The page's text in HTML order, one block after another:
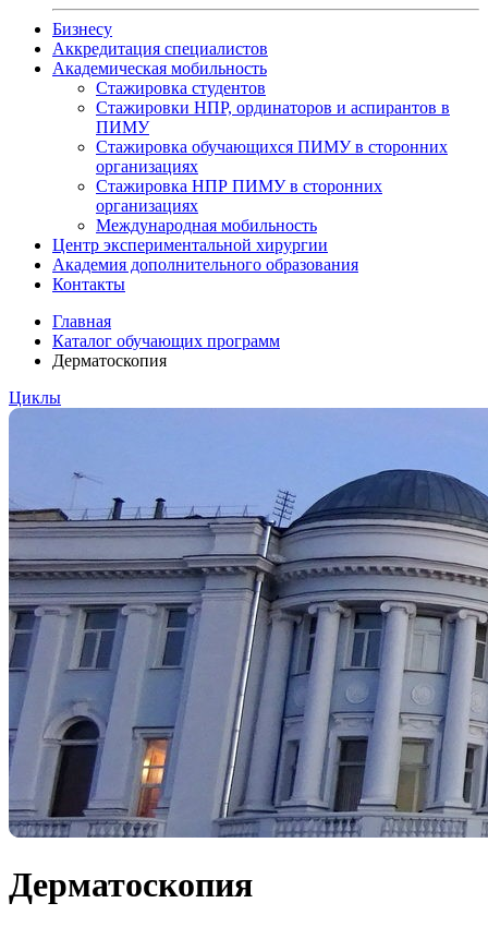
Бизнесу
Аккредитация специалистов
Академическая мобильность
Стажировка студентов
Стажировки НПР, ординаторов и аспирантов в
ПИМУ
Стажировка обучающихся ПИМУ в сторонних
организациях
Стажировка НПР ПИМУ в сторонних
организациях
Международная мобильность
Центр экспериментальной хирургии
Академия дополнительного образования
Контакты
Главная
Каталог обучающих программ
Дерматоскопия
Циклы
Дерматоскопия